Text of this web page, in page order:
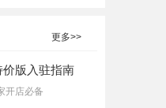
更多>>
价版入驻指南
开店必备